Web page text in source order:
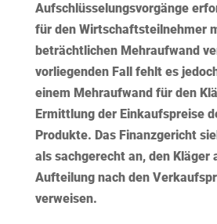
Aufschlüsselungsvorgänge
für den Wirtschaftsteilnehmer
beträchtlichen Mehraufwand
vorliegenden Fall fehlt es
einem Mehraufwand für den
Ermittlung der Einkaufspreise
Produkte. Das Finanzgericht
als sachgerecht an, den Kläger
Aufteilung nach den
verweisen.